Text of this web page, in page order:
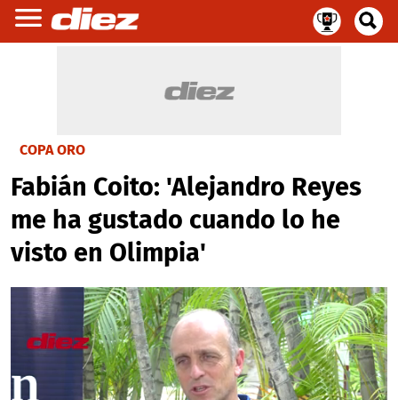
COPA ORO
Fabián Coito: 'Alejandro Reyes
me ha gustado cuando lo he
visto en Olimpia'